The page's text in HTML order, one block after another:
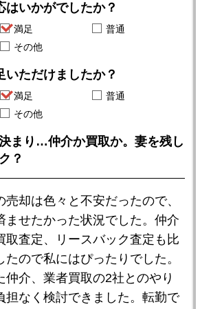
はいかがでしたか？
満足
普通
その他
いただけましたか？
満足
普通
その他
まり…仲介か買取か。妻を残し
？
却は色々と不安だったので、
ませたかった状況でした。仲介
取査定、リースバック査定も比
ので私にはぴったりでした。
仲介、業者買取の2社とのやり
担なく検討できました。転勤で